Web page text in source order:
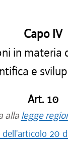
Capo IV
in materia
e
Art. 10
alla legge
20